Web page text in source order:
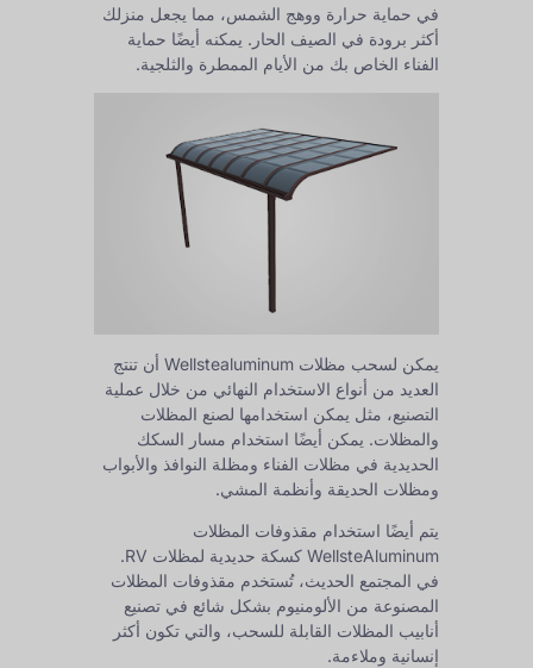
في حماية حرارة ووهج الشمس، مما يجعل منزلك
أكثر برودة في الصيف الحار. يمكنه أيضًا حماية
الفناء الخاص بك من الأيام الممطرة والثلجية.
يمكن لسحب مظلات Wellstealuminum أن تنتج
العديد من أنواع الاستخدام النهائي من خلال عملية
التصنيع، مثل يمكن استخدامها لصنع المظلات
والمظلات. يمكن أيضًا استخدام مسار السكك
الحديدية في مظلات الفناء ومظلة النوافذ والأبواب
ومظلات الحديقة وأنظمة المشي.
يتم أيضًا استخدام مقذوفات المظلات
WellsteAluminum كسكة حديدية لمظلات RV.
في المجتمع الحديث، تُستخدم مقذوفات المظلات
المصنوعة من الألومنيوم بشكل شائع في تصنيع
أنابيب المظلات القابلة للسحب، والتي تكون أكثر
إنسانية وملاءمة.